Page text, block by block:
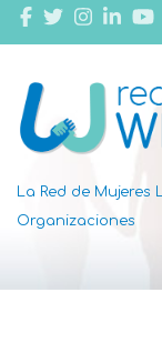
La Red de
Organizaciones